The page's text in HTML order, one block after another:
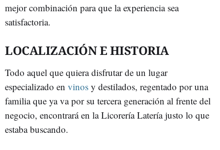
mejor combinación para que la experiencia sea
satisfactoria.
LOCALIZACIÓN E HISTORIA
Todo aquel que quiera disfrutar de un lugar
especializado en vinos y destilados, regentado por una
familia que ya va por su tercera generación al frente del
negocio, encontrará en la Licorería Latería justo lo que
estaba buscando.